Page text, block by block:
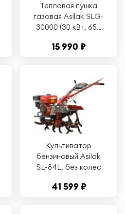
Тепловая пушка
газовая Asilak SLG-
30000 (30 кВт, 650
3)
15 990 ₽
Культиватор
бензиновый Asilak
SL-84L, без колес
41 599 ₽